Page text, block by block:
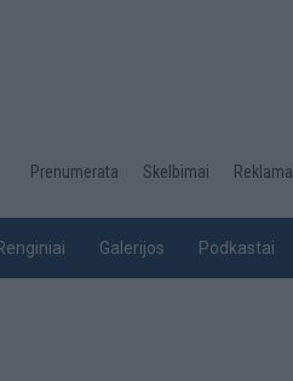
Desktop
top
Prenumerata Skelbimai Reklama
Galerijos Podkastai